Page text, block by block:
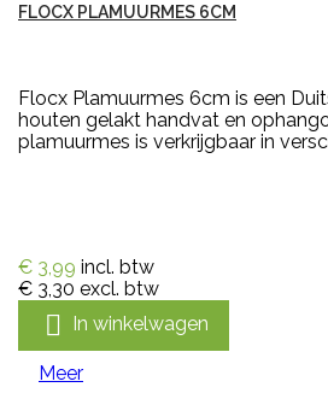
FLOCX PLAMUURMES 6CM
Flocx Plamuurmes 6cm is een
houten gelakt handvat en
plamuurmes is verkrijgbaar in
€ 3,99 incl. btw
€ 3,30 excl. btw
 In winkelwagen
Meer